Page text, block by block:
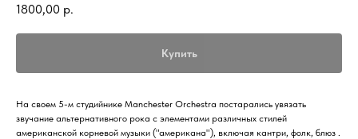
1800,00 р.
Купить
На своем 5-м студийнике Manchester Orchestra постарались увязать
звучание альтернативного рока с элементами различных стилей
американской корневой музыки ("американа"), включая кантри, фолк, блюз .